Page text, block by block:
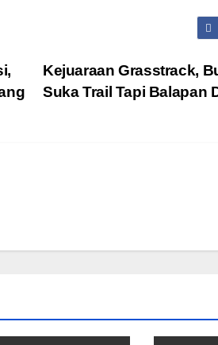
Kejuaraan Grasstrack,
Suka Trail Tapi Balapan